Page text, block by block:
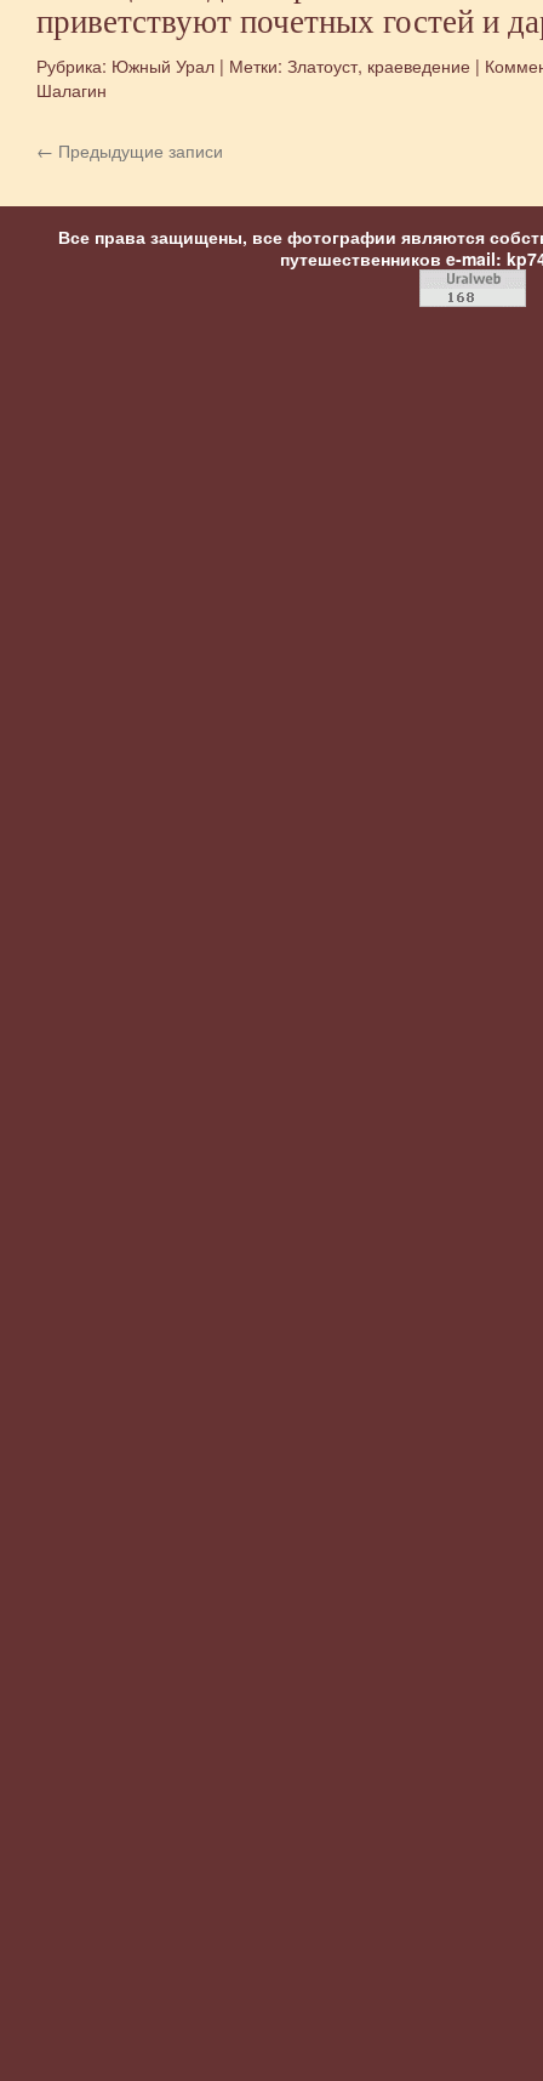
приветствуют почетных гостей и
Рубрика: Южный Урал | Метки: Златоуст, краеведение |
Шалагин
← Предыдущие записи
Все права защищены, все фотографии являются
путешественников e-mail: